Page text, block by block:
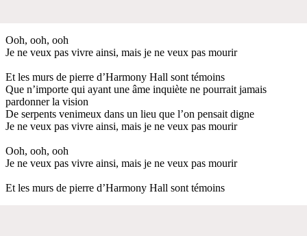
Ooh, ooh, ooh
Je ne veux pas vivre ainsi, mais je ne veux pas mourir
Et les murs de pierre d’Harmony Hall sont témoins
Que n’importe qui ayant une âme inquiète ne pourrait jamais
pardonner la vision
De serpents venimeux dans un lieu que l’on pensait digne
Je ne veux pas vivre ainsi, mais je ne veux pas mourir
Ooh, ooh, ooh
Je ne veux pas vivre ainsi, mais je ne veux pas mourir
Et les murs de pierre d’Harmony Hall sont témoins